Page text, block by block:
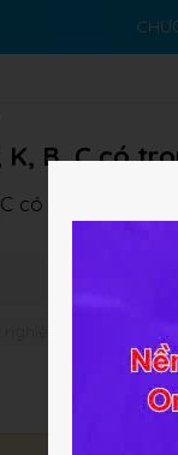
K, B, C có
C có trong những